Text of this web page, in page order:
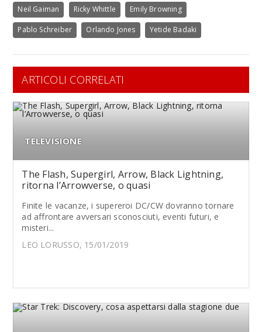
Neil Gaiman Ricky Whittle Emily Browning
Pablo Schreiber Orlando Jones Yetide Badaki
ARTICOLI CORRELATI
TELEVISIONE
The Flash, Supergirl, Arrow, Black Lightning,
ritorna l’Arrowverse, o quasi
Finite le vacanze, i supereroi DC/CW dovranno tornare
ad affrontare avversari sconosciuti, eventi futuri, e
misteri...
LEO LORUSSO, 15/01/2019